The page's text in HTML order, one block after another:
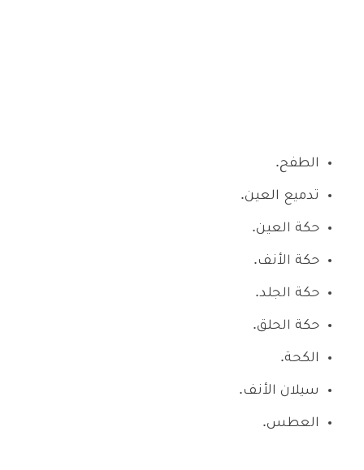
الطفح.
تدميع العين.
حكة العين.
حكة الأنف.
حكة الجلد.
حكة الحلق.
الكحة.
سيلان الأنف.
العطس.